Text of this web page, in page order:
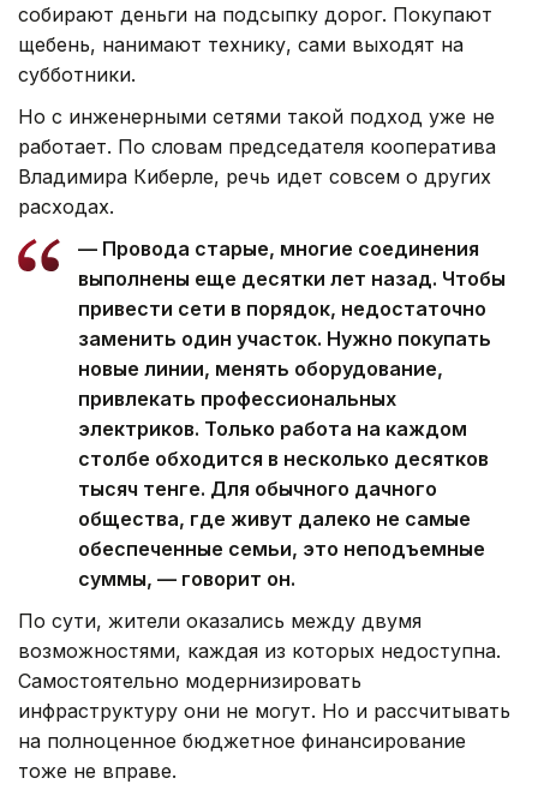
собирают деньги на подсыпку дорог. Покупают
щебень, нанимают технику, сами выходят на
субботники.
Но с инженерными сетями такой подход уже не
работает. По словам председателя кооператива
Владимира Киберле, речь идет совсем о других
расходах.
— Провода старые, многие соединения
выполнены еще десятки лет назад. Чтобы
привести сети в порядок, недостаточно
заменить один участок. Нужно покупать
новые линии, менять оборудование,
привлекать профессиональных
электриков. Только работа на каждом
столбе обходится в несколько десятков
тысяч тенге. Для обычного дачного
общества, где живут далеко не самые
обеспеченные семьи, это неподъемные
суммы, — говорит он.
По сути, жители оказались между двумя
возможностями, каждая из которых недоступна.
Самостоятельно модернизировать
инфраструктуру они не могут. Но и рассчитывать
на полноценное бюджетное финансирование
тоже не вправе.